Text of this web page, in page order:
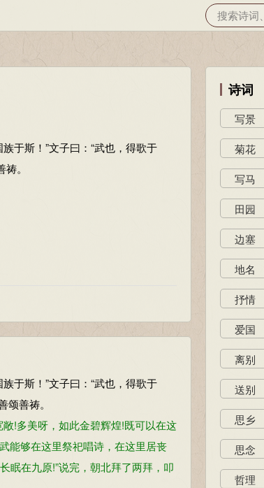
于斯！”文子曰：“武也，得歌于
。
于斯！”文子曰：“武也，得歌于
颂善祷。
!多美呀，如此金碧辉煌!既可以在这
能够在这里祭祀唱诗，在这里居丧
眠在九原!”说完，朝北拜了两拜，叩
诗词
写景
菊花
写马
田园
边塞
地名
抒情
爱国
离别
送别
思乡
思念
哲理